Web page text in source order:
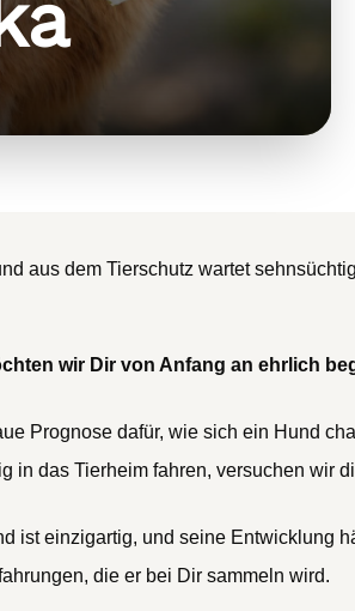
aus dem Tierschutz wartet
wir Dir von Anfang an ehrlich
Prognose dafür, wie sich ein Hund
in das Tierheim fahren, versuchen wir
ist einzigartig, und seine Entwicklung
die er bei Dir sammeln wird.